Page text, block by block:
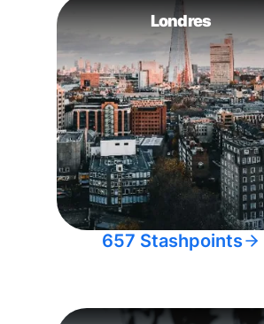
Londres
657 Stashpoints